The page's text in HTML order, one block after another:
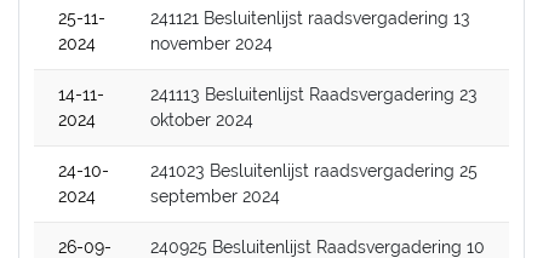
25-11-
2024
241121 Besluitenlijst raadsvergadering 13
november 2024
14-11-
2024
241113 Besluitenlijst Raadsvergadering 23
oktober 2024
24-10-
2024
241023 Besluitenlijst raadsvergadering 25
september 2024
26-09-
240925 Besluitenlijst Raadsvergadering 10